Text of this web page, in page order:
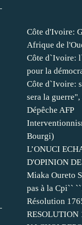
Côte d'Ivoire:
Afrique de
Côte d`Ivoire:
pour la
Côte d`Ivoire:
sera la
Dépêche AFP
Bourgi)
L’ONUCI
D'OPINION
Miaka Oureto
pas à la Cpi``
Résolution
RESOLUTION